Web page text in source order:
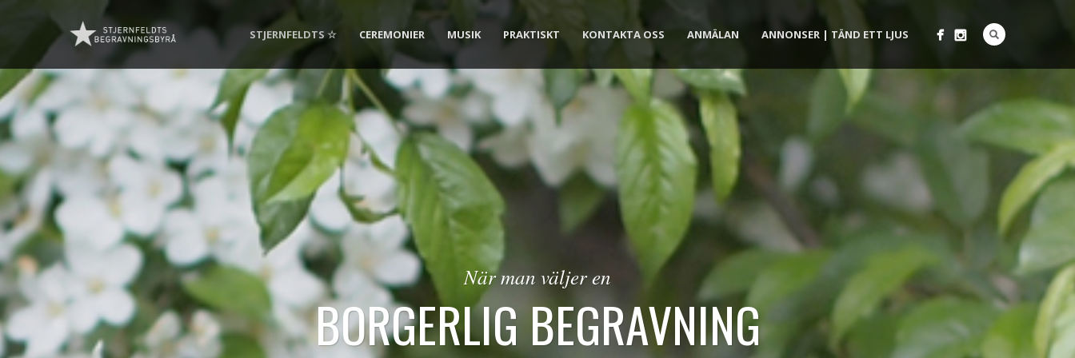
STJERNFELDTS ☆ CEREMONIER MUSIK PRAKTISKT KONTAKTA OSS ANMÄLAN ANNONSER | TÄND ETT LJUS
När man väljer en
BORGERLIG BEGRAVNING